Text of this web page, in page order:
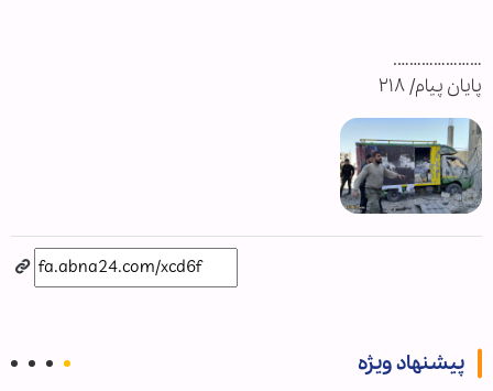
………………….
پایان پیام/ ۲۱۸
پیشنهاد ویژه